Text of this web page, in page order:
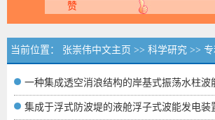
赞
当前位置： 张崇伟中文主页 >> 科学研究 >>
一种集成透空消浪结构的岸基式振荡水柱波
集成于浮式防波堤的液舱浮子式波能发电装